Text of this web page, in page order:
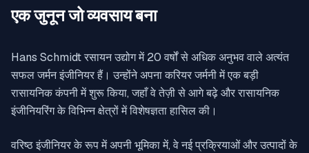
एक जुनून जो व्यवसाय बना
Hans Schmidt रसायन उद्योग में 20 वर्षों से अधिक अनुभव वाले अत्यंत
सफल जर्मन इंजीनियर हैं। उन्होंने अपना करियर जर्मनी में एक बड़ी
रासायनिक कंपनी में शुरू किया, जहाँ वे तेज़ी से आगे बढ़े और रासायनिक
इंजीनियरिंग के विभिन्न क्षेत्रों में विशेषज्ञता हासिल की।
वरिष्ठ इंजीनियर के रूप में अपनी भूमिका में, वे नई प्रक्रियाओं और उत्पादों के